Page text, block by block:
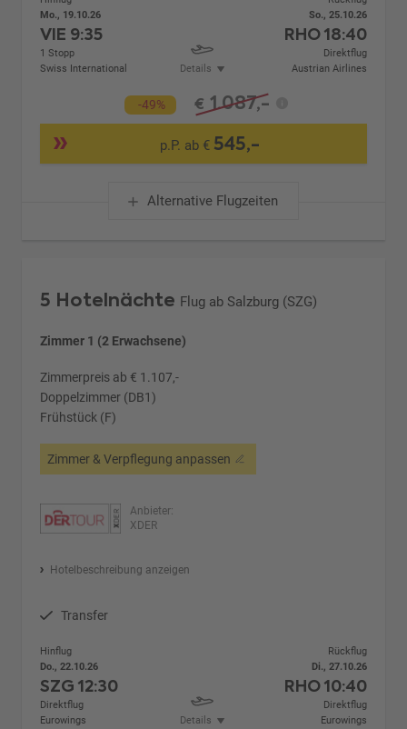
Mo., 19.10.26
VIE 9:35
1 Stopp
Swiss International
Details
So., 25.10.26
RHO18:40
Direktflug
Austrian Airlines
-49% € 1.087,-
p.P. ab € 545,-
Alternative Flugzeiten
5 Hotelnächte Flug ab Salzburg (SZG)
Zimmer 1 (2 Erwachsene)
Zimmerpreis ab € 1.107,-
Doppelzimmer (DB1)
Frühstück (F)
Zimmer & Verpflegung anpassen
Anbieter:
XDER
Hotelbeschreibung anzeigen
Transfer
Hinflug
Do., 22.10.26
SZG12:30
Direktflug
Eurowings
Details
Rückflug
Di., 27.10.26
RHO10:40
Direktflug
Eurowings